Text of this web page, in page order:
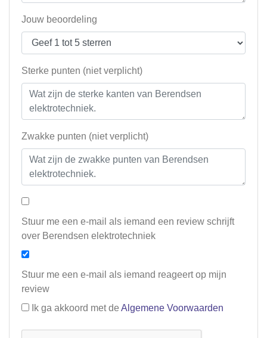
Jouw beoordeling
Sterke punten (niet verplicht)
Zwakke punten (niet verplicht)
Stuur me een e-mail als iemand een review schrijft
over Berendsen elektrotechniek
Stuur me een e-mail als iemand reageert op mijn
review
Ik ga akkoord met de Algemene Voorwaarden